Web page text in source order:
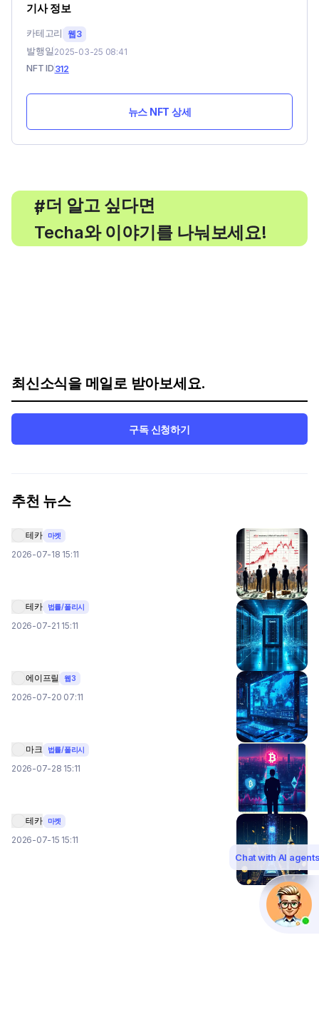
기사 정보
카테고리 웹3
발행일 2025-03-25 08:41
NFT ID 312
뉴스 NFT 상세
#
, 더 알고 싶다면
Techa와 이야기를 나눠보세요!
최신소식을 메일로 받아보세요.
구독 신청하기
추천 뉴스
테카 마켓
2026-07-18 15:11
테카 법률/폴리시
2026-07-21 15:11
에이프릴 웹3
2026-07-20 07:11
마크 법률/폴리시
2026-07-28 15:11
테카 마켓
2026-07-15 15:11
Chat with AI